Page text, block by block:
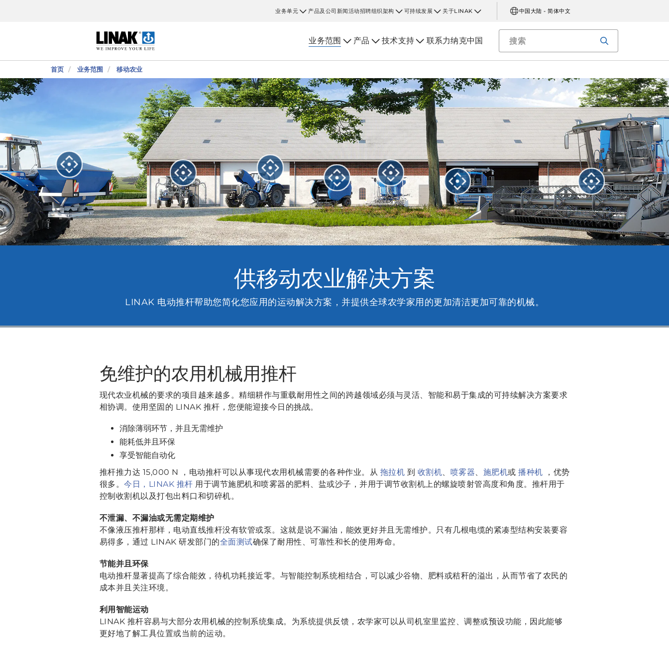
业务单元 产品及公司新闻活动招聘组织架构 可持续发展 关于LINAK 中国大陆 - 简体中文
业务范围 产品 技术支持 联系力纳克中国
首页 业务范围 移动农业
供移动农业解决方案
LINAK 电动推杆帮助您简化您应用的运动解决方案，并提供全球农学家用的更加清洁更加可靠的机械。
免维护的农用机械用推杆
现代农业机械的要求的项目越来越多。精细耕作与重载耐用性之间的跨越领域必须与灵活、智能和易于集成的可持续解决方案要求
相协调。使用坚固的 LINAK 推杆，您便能迎接今日的挑战。
消除薄弱环节，并且无需维护
能耗低并且环保
享受智能自动化
推杆推力达 15,000 N ，电动推杆可以从事现代农用机械需要的各种作业。从 拖拉机 到 收割机、 喷雾器、 施肥机或 播种机 ，优势
很多。 今日，LINAK 推杆 用于调节施肥机和喷雾器的肥料、盐或沙子，并用于调节收割机上的螺旋喷射管高度和角度。推杆用于
控制收割机以及打包出料口和切碎机。
不泄漏、不漏油或无需定期维护
不像液压推杆那样，电动直线推杆没有软管或泵。这就是说不漏油，能效更好并且无需维护。只有几根电缆的紧凑型结构安装要容
易得多，通过 LINAK 研发部门的全面测试确保了耐用性、可靠性和长的使用寿命。
节能并且环保
电动推杆显著提高了综合能效，待机功耗接近零。与智能控制系统相结合，可以减少谷物、肥料或秸秆的溢出，从而节省了农民的
成本并且关注环境。
利用智能运动
LINAK 推杆容易与大部分农用机械的控制系统集成。为系统提供反馈，农学家可以从司机室里监控、调整或预设功能，因此能够
更好地了解工具位置或当前的运动。